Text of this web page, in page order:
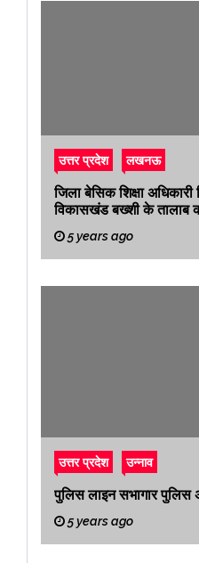
उत्तर प्रदेश लखनऊ
जिला बेसिक शिक्षा अधिकारी
विकासखंड बख्शी के तालाब
5 years ago
उत्तर प्रदेश उन्नाव
पुलिस लाइन सभागार पुलिस
5 years ago